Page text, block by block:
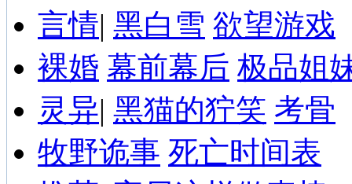
言情| 黑白雪 欲望游戏
裸婚 幕前幕后 极品姐
灵异| 黑猫的狞笑 考骨
牧野诡事 死亡时间表